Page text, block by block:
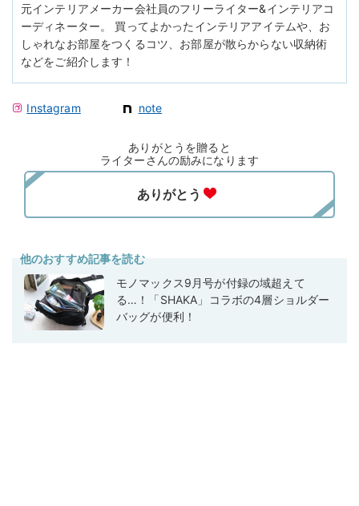
元インテリアメーカー会社員のフリーライター&インテリアコ
ーディネーター。 買ってよかったインテリアアイテムや、お
しゃれなお部屋をつくるコツ、お部屋が散らからない収納術
などをご紹介します！
Instagram note
ありがとうを贈ると
ライターさんの励みになります
他のおすすめ記事を読む
モノマックス9月号が付録の域超えて
る…！「SHAKA」コラボの4層ショルダー
バッグが便利！